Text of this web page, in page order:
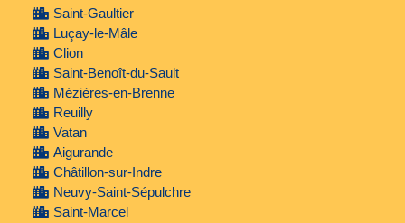
Saint-Gaultier
Luçay-le-Mâle
Clion
Saint-Benoît-du-Sault
Mézières-en-Brenne
Reuilly
Vatan
Aigurande
Châtillon-sur-Indre
Neuvy-Saint-Sépulchre
Saint-Marcel